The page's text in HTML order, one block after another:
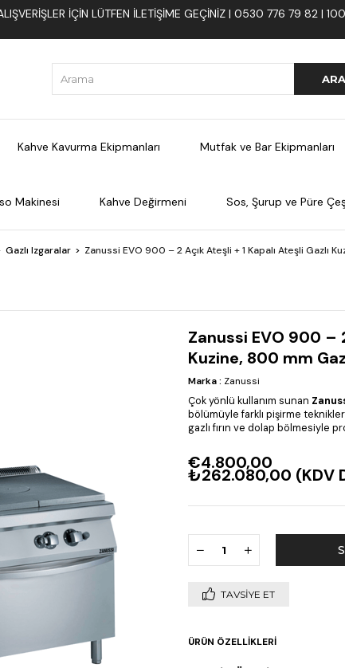
İÇIN LÜTFEN ILETIŞIME GEÇINIZ | 0530 776 79 82 |
Kahve Kavurma Ekipmanları Mutfak ve Bar Ekipmanları
Makinesi Kahve Değirmeni Sos, Şurup ve Püre
Gazlı Izgaralar Zanussi EVO 900 – 2 Açık Ateşli + 1 Kapalı Ateşli Gazlı
Zanussi EVO 900 –
Kuzine, 800 mm
Marka: Zanussi
Çok yönlü kullanım sunan
bölümüyle farklı pişirme
gazlı fırın ve dolap bölmesiyle
€4.800,00
₺262.080,00 (KDV
TAVSIYE ET
ÜRÜN ÖZELLIKLERI